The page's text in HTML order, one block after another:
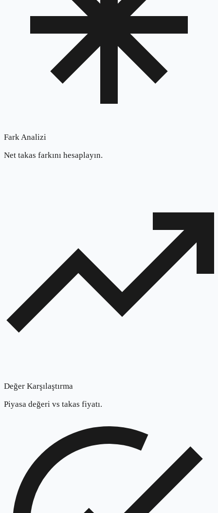
Fark Analizi
Net takas farkını hesaplayın.
Değer Karşılaştırma
Piyasa değeri vs takas fiyatı.